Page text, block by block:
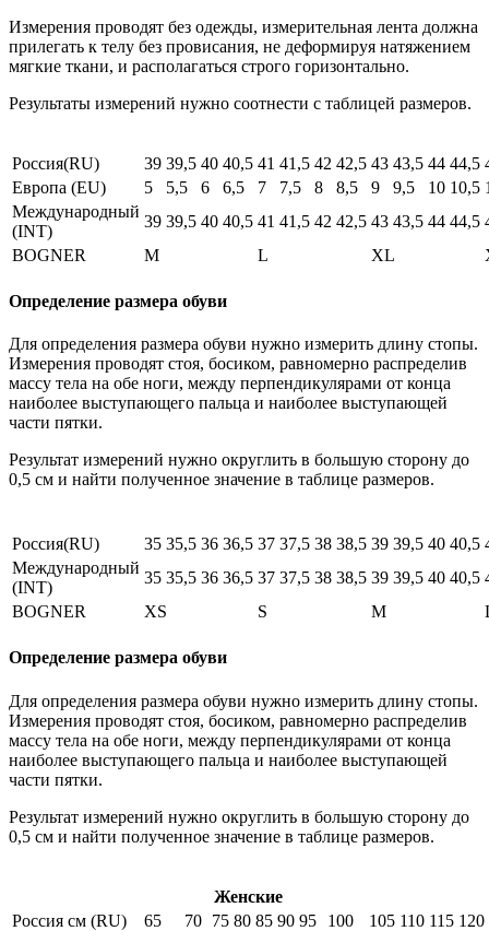
Измерения проводят без одежды, измерительная лента должна
прилегать к телу без провисания, не деформируя натяжением
мягкие ткани, и располагаться строго горизонтально.
Результаты измерений нужно соотнести с таблицей размеров.
Россия(RU) 39 39,5 40 40,5 41 41,5 42 42,5 43 43,5 44 44,5
Европа (EU)
5 5,5 6 6,5 7 7,5 8 8,5 9 9,5 10 10,5
Международный
(INT)
39 39,5 40 40,5 41 41,5 42 42,5 43 43,5 44 44,5
BOGNER
M L XL
Определение размера обуви
Для определения размера обуви нужно измерить длину стопы.
Измерения проводят стоя, босиком, равномерно распределив
массу тела на обе ноги, между перпендикулярами от конца
наиболее выступающего пальца и наиболее выступающей
части пятки.
Результат измерений нужно округлить в большую сторону до
0,5 см и найти полученное значение в таблице размеров.
Россия(RU) 35 35,5 36 36,5 37 37,5 38 38,5 39 39,5 40 40,5
Международный
(INT)
35 35,5 36 36,5 37 37,5 38 38,5 39 39,5 40 40,5
BOGNER
XS S M
Определение размера обуви
Для определения размера обуви нужно измерить длину стопы.
Измерения проводят стоя, босиком, равномерно распределив
массу тела на обе ноги, между перпендикулярами от конца
наиболее выступающего пальца и наиболее выступающей
части пятки.
Результат измерений нужно округлить в большую сторону до
0,5 см и найти полученное значение в таблице размеров.
Женские
Россия см (RU)
65 70 75 80 85 90 95 100 105 110 115 120